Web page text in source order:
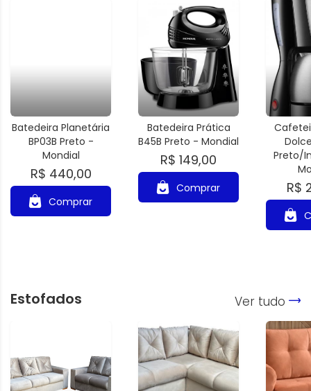
Batedeira Planetária
BP03B Preto -
Mondial
R$ 440,00
Comprar
Batedeira Prática
B45B Preto - Mondial
R$ 149,00
Comprar
Preto/
R$
Estofados Ver tudo